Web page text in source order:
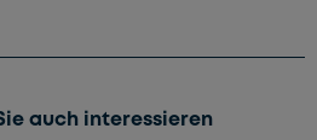
auch interessieren